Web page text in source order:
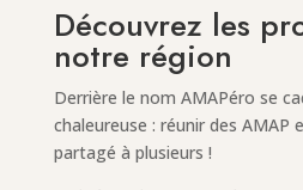
Découvrez les
notre région
Derrière le nom AMAPéro se
chaleureuse : réunir des AMAP
partagé à plusieurs !